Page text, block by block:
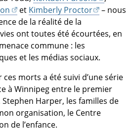
et Kimberly Proctor
– nous
de la réalité de la
ont toutes été écourtées, en
commune : les
et les médias sociaux.
morts a été suivi d’une série
à Winnipeg entre le premier
Harper, les familles de
organisation, le Centre
de l’enfance.